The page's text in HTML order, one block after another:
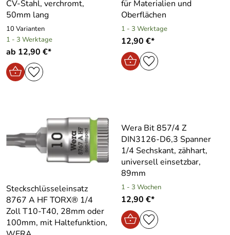
CV-Stahl, verchromt,
50mm lang
10 Varianten
1 - 3 Werktage
ab 12,90 €*
für Materialien und
Oberflächen
1 - 3 Werktage
12,90 €*
Steckschlüsseleinsatz
8767 A HF TORX® 1/4
Zoll T10-T40, 28mm oder
100mm, mit Haltefunktion,
Wera Bit 857/4 Z
DIN3126-D6,3 Spanner
1/4 Sechskant, zähhart,
universell einsetzbar,
89mm
1 - 3 Wochen
12,90 €*